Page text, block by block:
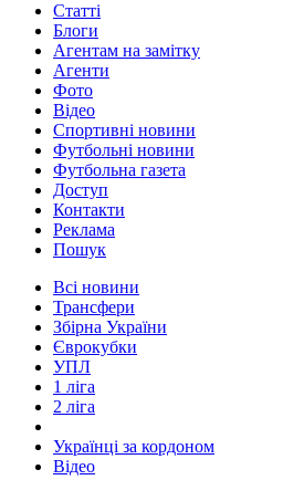
Статті
Блоги
Агентам на замітку
Агенти
Фото
Відео
Спортивні новини
Футбольні новини
Футбольна газета
Доступ
Контакти
Реклама
Пошук
Всі новини
Трансфери
Збірна України
Єврокубки
УПЛ
1 ліга
2 ліга
Українці за кордоном
Відео